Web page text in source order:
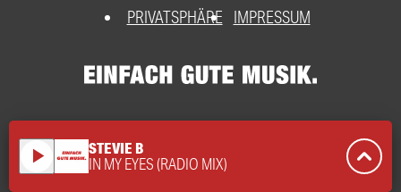
PRIVATSPHÄRE
IMPRESSUM
play_arrow STEVIE B
IN MY EYES (RADIO MIX)